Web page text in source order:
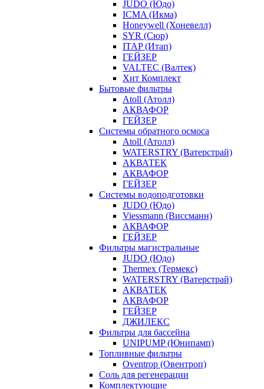
JUDO (Юдо)
ICMA (Икма)
Honeywell (Хоневелл)
SYR (Сюр)
ITAP (Итап)
ГЕЙЗЕР
VALTEC (Валтек)
Хит Комплект
Бытовые фильтры
Atoll (Атолл)
АКВАФОР
ГЕЙЗЕР
Системы обратного осмоса
Atoll (Атолл)
WATERSTRY (Ватерстрай)
АКВАТЕК
АКВАФОР
ГЕЙЗЕР
Системы водоподготовки
JUDO (Юдо)
Viessmann (Виссманн)
АКВАФОР
ГЕЙЗЕР
Фильтры магистральные
JUDO (Юдо)
Thermex (Термекс)
WATERSTRY (Ватерстрай)
АКВАТЕК
АКВАФОР
ГЕЙЗЕР
ДЖИЛЕКС
Фильтры для бассейна
UNIPUMP (Юнипамп)
Топливные фильтры
Oventrop (Овентроп)
Соль для регенерации
Комплектующие